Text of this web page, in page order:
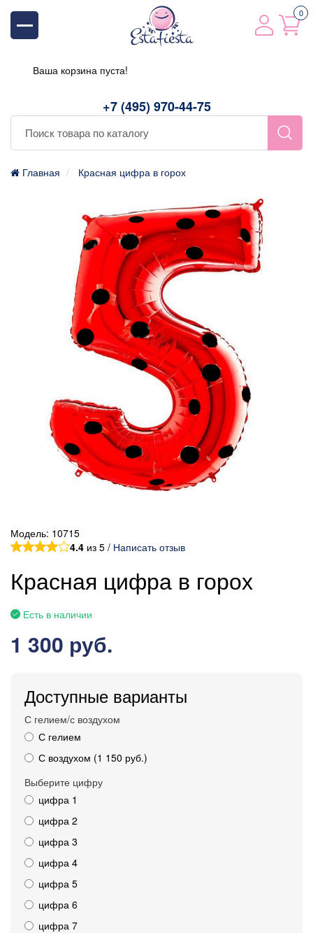
+7 (495) 970-44-75
0
Ваша корзина пуста!
Главная Красная цифра в горох
Модель: 10715
4.4 из 5 / Написать отзыв
Красная цифра в горох
Есть в наличии
1 300 руб.
Доступные варианты
С гелием/с воздухом
С гелием
С воздухом (1 150 руб.)
Выберите цифру
цифра 1
цифра 2
цифра 3
цифра 4
цифра 5
цифра 6
цифра 7